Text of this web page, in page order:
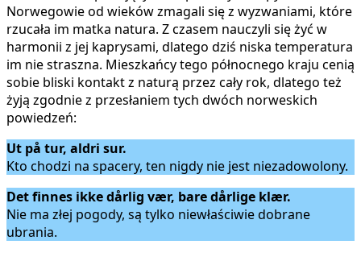
Norwegowie od wieków zmagali się z wyzwaniami, które
rzucała im matka natura. Z czasem nauczyli się żyć w
harmonii z jej kaprysami, dlatego dziś niska temperatura
im nie straszna. Mieszkańcy tego północnego kraju cenią
sobie bliski kontakt z naturą przez cały rok, dlatego też
żyją zgodnie z przesłaniem tych dwóch norweskich
powiedzeń:
Ut på tur, aldri sur.
Kto chodzi na spacery, ten nigdy nie jest niezadowolony.
Det finnes ikke dårlig vær, bare dårlige klær.
Nie ma złej pogody, są tylko niewłaściwie dobrane
ubrania.